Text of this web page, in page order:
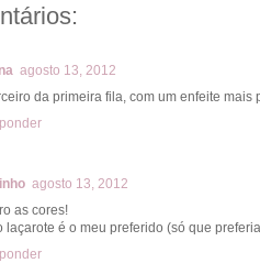
agosto 13, 2012
da primeira fila, com um enfeite
agosto 13, 2012
as cores!
laçarote é o meu preferido (só que